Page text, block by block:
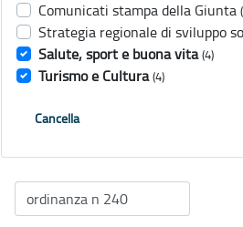
Comunicati stampa della Giunta
Strategia regionale di sviluppo
Salute, sport e buona vita (4)
Turismo e Cultura (4)
Cancella